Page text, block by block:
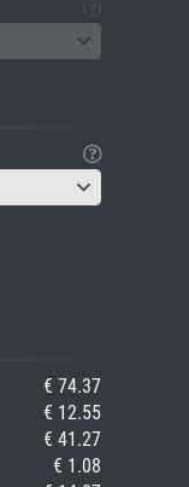
€ 74.37
€ 12.55
€ 41.27
€ 1.08